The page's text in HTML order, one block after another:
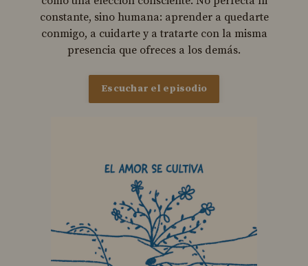
constante, sino humana: aprender a quedarte
conmigo, a cuidarte y a tratarte con la misma
presencia que ofreces a los demás.
Escuchar el episodio